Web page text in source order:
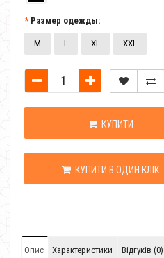
Размер одежды:
M L XL XXL
КУПИТИ
КУПИТИ В ОДИН КЛІК
Опис Характеристики Відгуків (0)